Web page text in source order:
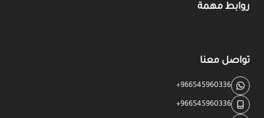
روابط مهمة
تواصل معنا
+966545960336
+966545960336